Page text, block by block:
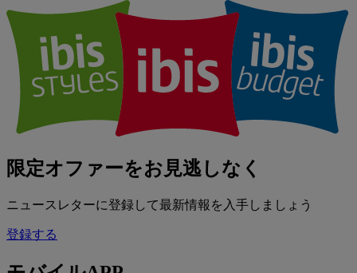
限定オファーをお見逃しなく
ニュースレターに登録して最新情報を入手しましょう
登録する